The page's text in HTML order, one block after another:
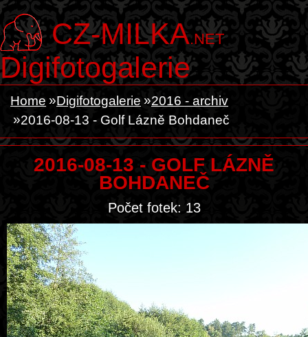
CZ-MILKA.NET
Digifotogalerie
Home Digifotogalerie
2016 - archiv
2016-08-13 - Golf Lázně Bohdaneč
2016-08-13 - GOLF LÁZNĚ
BOHDANEČ
Počet fotek: 13